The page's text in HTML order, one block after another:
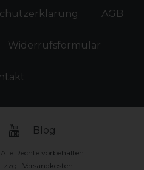
AGB
Widerrufs­formular
Blog
Rechte vorbehalten.
zzgl. Versandkosten